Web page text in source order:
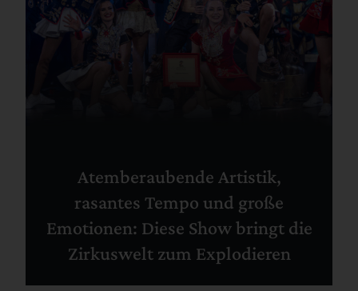
Atemberaubende Artistik,
rasantes Tempo und große
Emotionen: Diese Show bringt die
Zirkuswelt zum Explodieren